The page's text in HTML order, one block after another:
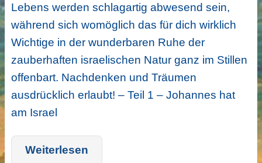
Lebens werden schlagartig abwesend sein,
während sich womöglich das für dich wirklich
Wichtige in der wunderbaren Ruhe der
zauberhaften israelischen Natur ganz im Stillen
offenbart. Nachdenken und Träumen
ausdrücklich erlaubt! – Teil 1 – Johannes hat
am Israel
Weiterlesen